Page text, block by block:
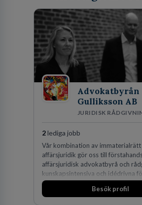
Advokatbyrån
Gulliksson AB
JURIDISK
2lediga jobb
Vår kombination av immaterialrätt
affärsjuridik gör oss till
affärsjuridisk advokatbyrå och
kunskapsintensiva och idédrivna
expertis inom IP-tillgångar har
marknadsledande position. Våra
Besök profil